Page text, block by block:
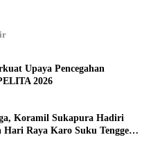
Upaya Pencegahan
2026
Koramil Sukapura Hadiri
Raya Karo Suku Tengger